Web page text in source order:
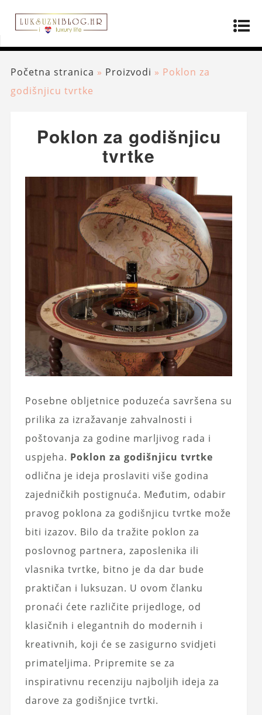
Početna stranica » Proizvodi » Poklon za
godišnjicu tvrtke
Poklon za godišnjicu
tvrtke
Posebne obljetnice poduzeća savršena su
prilika za izražavanje zahvalnosti i
poštovanja za godine marljivog rada i
uspjeha. Poklon za godišnjicu tvrtke
odlična je ideja proslaviti više godina
zajedničkih postignuća. Međutim, odabir
pravog poklona za godišnjicu tvrtke može
biti izazov. Bilo da tražite poklon za
poslovnog partnera, zaposlenika ili
vlasnika tvrtke, bitno je da dar bude
praktičan i luksuzan. U ovom članku
pronaći ćete različite prijedloge, od
klasičnih i elegantnih do modernih i
kreativnih, koji će se zasigurno svidjeti
primateljima. Pripremite se za
inspirativnu recenziju najboljih ideja za
darove za godišnjice tvrtki.